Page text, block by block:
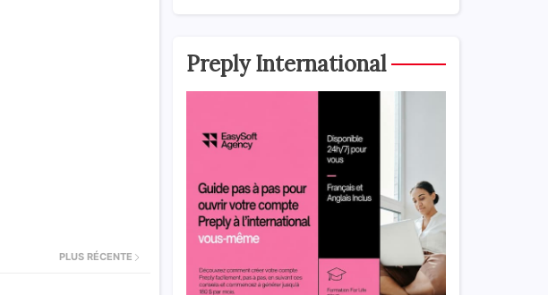
PLUS RÉCENTE
Preply International